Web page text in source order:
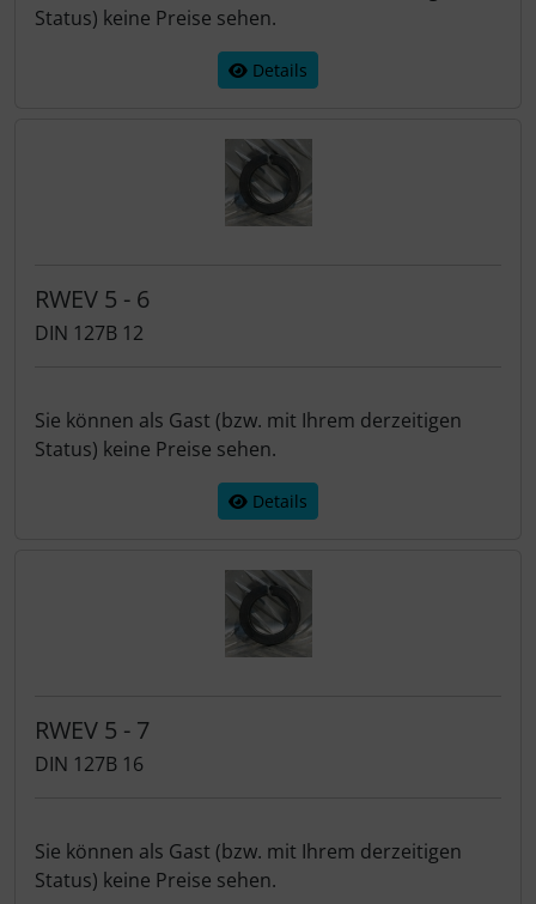
Status) keine Preise sehen.
Details
RWEV 5 - 6
DIN 127B 12
Sie können als Gast (bzw. mit Ihrem derzeitigen
Status) keine Preise sehen.
Details
RWEV 5 - 7
DIN 127B 16
Sie können als Gast (bzw. mit Ihrem derzeitigen
Status) keine Preise sehen.